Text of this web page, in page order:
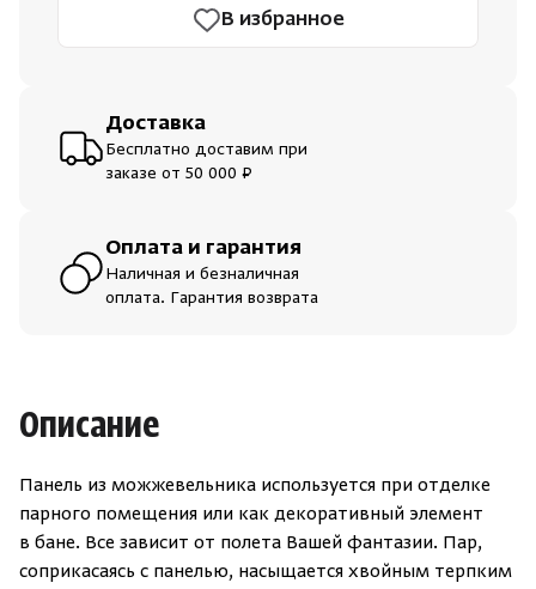
Краны
В избранное
Доставка
Бесплатно доставим при
заказе от 50 000 ₽
Оплата и гарантия
Наличная и безналичная
оплата. Гарантия возврата
Описание
Панель из можжевельника используется при отделке
парного помещения или как декоративный элемент
в бане. Все зависит от полета Вашей фантазии. Пар,
соприкасаясь с панелью, насыщается хвойным терпким
На главную
Войти
Зарегистрироваться